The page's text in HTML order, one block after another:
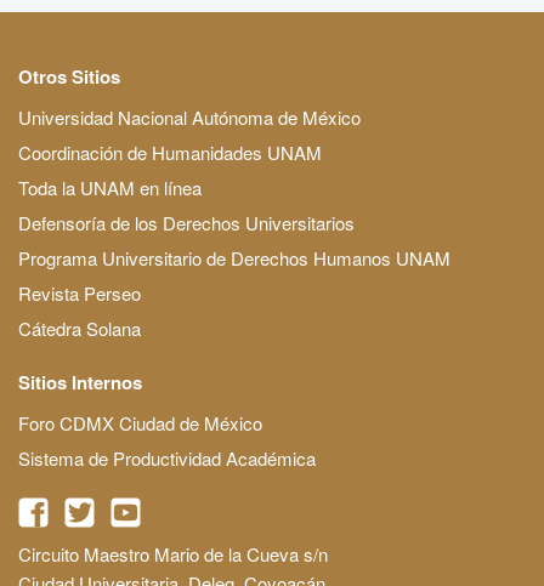
Otros Sitios
Universidad Nacional Autónoma de México
Coordinación de Humanidades UNAM
Toda la UNAM en línea
Defensoría de los Derechos Universitarios
Programa Universitario de Derechos Humanos UNAM
Revista Perseo
Cátedra Solana
Sitios Internos
Foro CDMX Ciudad de México
Sistema de Productividad Académica
Circuito Maestro Mario de la Cueva s/n